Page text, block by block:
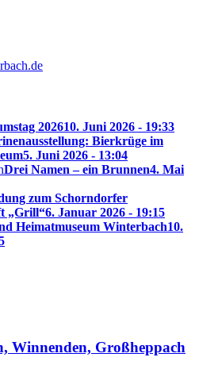
202610. Juni 2026 - 19:33
Bierkrüge im
5. Juni 2026 - 13:04
Drei Namen – ein Brunnen4. Mai
zum Schorndorfer
„Grill“6. Januar 2026 - 19:15
Heimatmuseum Winterbach10.
Winnenden, Großheppach